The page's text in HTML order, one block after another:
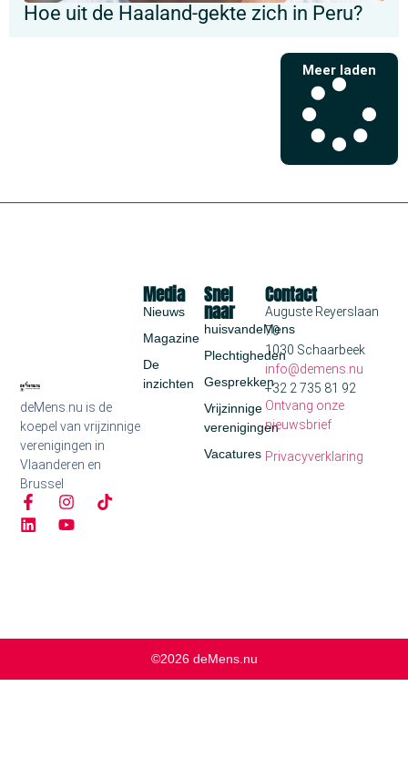
Hoe uit de Haaland-gekte zich in Peru?
Meer laden
deMens.nu is de
koepel van vrijzinnige
verenigingen in
Vlaanderen en
Brussel
Snel
naar
huisvandeMens
Plechtigheden
Gesprekken
Vrijzinnige
verenigingen
Vacatures
Media
Nieuws
Magazine
De
inzichten
Contact
Auguste Reyerslaan
70
1030 Schaarbeek
info@demens.nu
+32 2 735 81 92
Ontvang onze
nieuwsbrief
Privacyverklaring
©2026 deMens.nu